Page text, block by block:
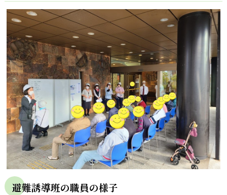
避難誘導班の職員の様子